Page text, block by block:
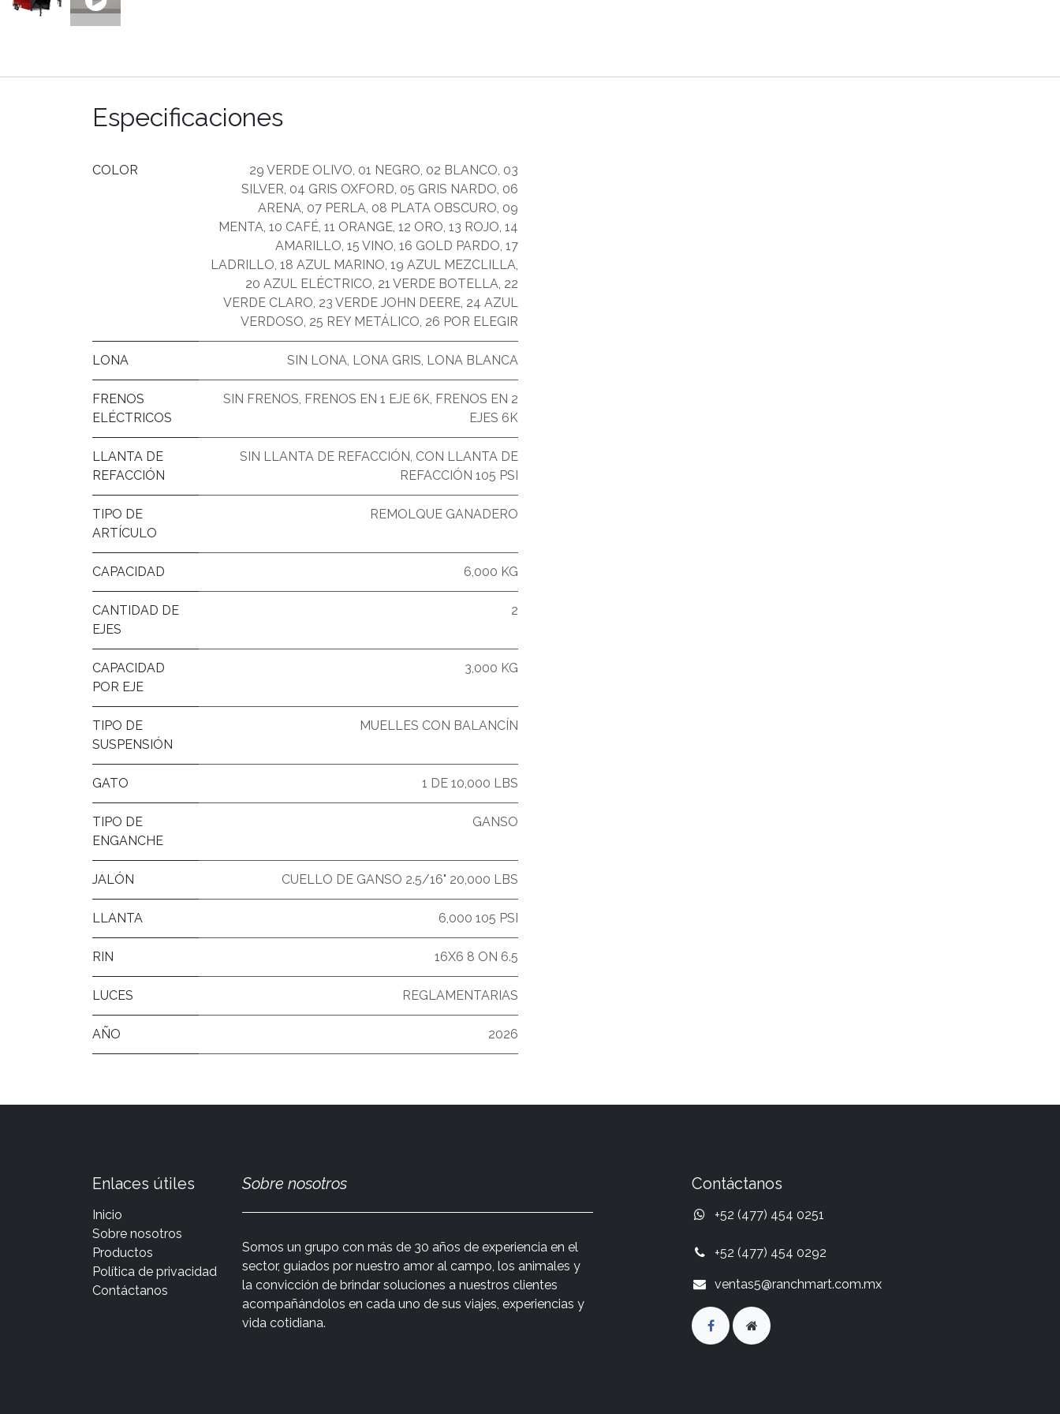
Especificaciones
COLOR 29 VERDE OLIVO, 01 NEGRO, 02 BLANCO, 03
SILVER, 04 GRIS OXFORD, 05 GRIS NARDO, 06
ARENA, 07 PERLA, 08 PLATA OBSCURO, 09
MENTA, 10 CAFÉ, 11 ORANGE, 12 ORO, 13 ROJO, 14
AMARILLO, 15 VINO, 16 GOLD PARDO, 17
LADRILLO, 18 AZUL MARINO, 19 AZUL MEZCLILLA,
20 AZUL ELÉCTRICO, 21 VERDE BOTELLA, 22
VERDE CLARO, 23 VERDE JOHN DEERE, 24 AZUL
VERDOSO, 25 REY METÁLICO, 26 POR ELEGIR
LONA SIN LONA, LONA GRIS, LONA BLANCA
FRENOS
ELÉCTRICOS
SIN FRENOS, FRENOS EN 1 EJE 6K, FRENOS EN 2
EJES 6K
LLANTA DE
REFACCIÓN
SIN LLANTA DE REFACCIÓN, CON LLANTA DE
REFACCIÓN 105 PSI
TIPO DE
ARTÍCULO
REMOLQUE GANADERO
CAPACIDAD 6,000 KG
CANTIDAD DE
EJES
2
CAPACIDAD
POR EJE
3,000 KG
TIPO DE
SUSPENSIÓN
MUELLES CON BALANCÍN
GATO 1 DE 10,000 LBS
TIPO DE
ENGANCHE
GANSO
JALÓN CUELLO DE GANSO 2.5/16" 20,000 LBS
LLANTA 6,000 105 PSI
RIN 16X6 8 ON 6.5
LUCES REGLAMENTARIAS
AÑO 2026
Enlaces útiles
Inicio
Sobre nosotros
Productos
Política de privacidad
Contáctanos
Sobre nosotros
Somos un grupo con más de 30 años de experiencia en el
sector, guiados por nuestro amor al campo, los animales y
la convicción de brindar soluciones a nuestros clientes
acompañándolos en cada uno de sus viajes, experiencias y
vida cotidiana.
Contáctanos
+52 (477) 454 0251
+52 (477) 454 0292
ventas5@ranchmart.com.mx